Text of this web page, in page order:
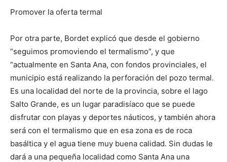
Promover la oferta termal
Por otra parte, Bordet explicó que desde el gobierno
“seguimos promoviendo el termalismo”, y que
“actualmente en Santa Ana, con fondos provinciales, el
municipio está realizando la perforación del pozo termal.
Es una localidad del norte de la provincia, sobre el lago
Salto Grande, es un lugar paradisíaco que se puede
disfrutar con playas y deportes náuticos, y también ahora
será con el termalismo que en esa zona es de roca
basáltica y el agua tiene muy buena calidad. Sin dudas le
dará a una pequeña localidad como Santa Ana una